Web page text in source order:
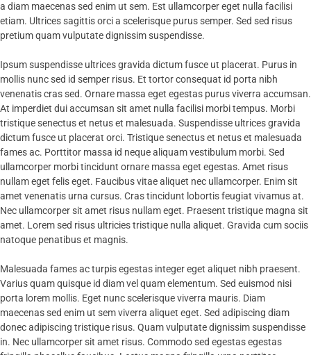
a diam maecenas sed enim ut sem. Est ullamcorper eget nulla facilisi
etiam. Ultrices sagittis orci a scelerisque purus semper. Sed sed risus
pretium quam vulputate dignissim suspendisse.
Ipsum suspendisse ultrices gravida dictum fusce ut placerat. Purus in
mollis nunc sed id semper risus. Et tortor consequat id porta nibh
venenatis cras sed. Ornare massa eget egestas purus viverra accumsan.
At imperdiet dui accumsan sit amet nulla facilisi morbi tempus. Morbi
tristique senectus et netus et malesuada. Suspendisse ultrices gravida
dictum fusce ut placerat orci. Tristique senectus et netus et malesuada
fames ac. Porttitor massa id neque aliquam vestibulum morbi. Sed
ullamcorper morbi tincidunt ornare massa eget egestas. Amet risus
nullam eget felis eget. Faucibus vitae aliquet nec ullamcorper. Enim sit
amet venenatis urna cursus. Cras tincidunt lobortis feugiat vivamus at.
Nec ullamcorper sit amet risus nullam eget. Praesent tristique magna sit
amet. Lorem sed risus ultricies tristique nulla aliquet. Gravida cum sociis
natoque penatibus et magnis.
Malesuada fames ac turpis egestas integer eget aliquet nibh praesent.
Varius quam quisque id diam vel quam elementum. Sed euismod nisi
porta lorem mollis. Eget nunc scelerisque viverra mauris. Diam
maecenas sed enim ut sem viverra aliquet eget. Sed adipiscing diam
donec adipiscing tristique risus. Quam vulputate dignissim suspendisse
in. Nec ullamcorper sit amet risus. Commodo sed egestas egestas